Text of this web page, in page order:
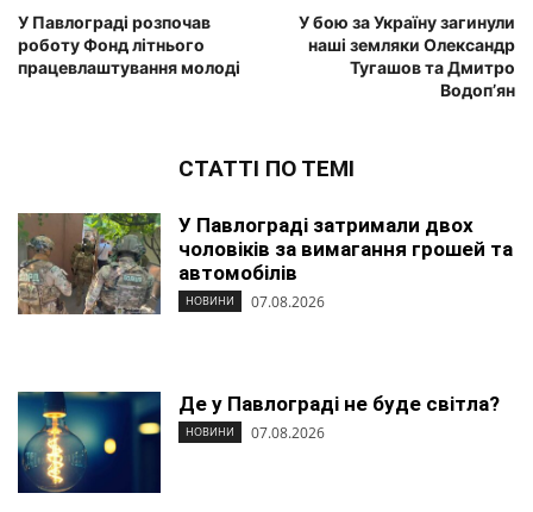
У Павлограді розпочав
роботу Фонд літнього
працевлаштування молоді
У бою за Україну загинули
наші земляки Олександр
Тугашов та Дмитро
Водоп’ян
СТАТТІ ПО ТЕМІ
У Павлограді затримали двох
чоловіків за вимагання грошей та
автомобілів
НОВИНИ 07.08.2026
Де у Павлограді не буде світла?
НОВИНИ 07.08.2026